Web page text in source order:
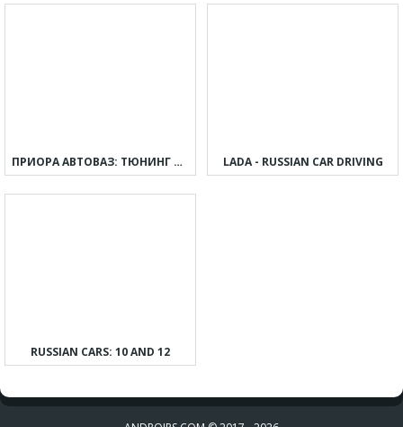
ПРИОРА АВТОВАЗ: ТЮНИНГ И ДРИФТ LADA - RUSSIAN CAR DRIVING
RUSSIAN CARS: 10 AND 12